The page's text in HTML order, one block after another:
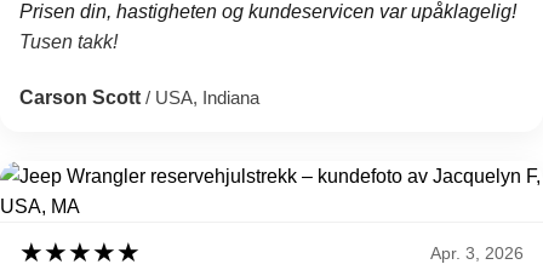
Prisen din, hastigheten og kundeservicen var upåklagelig!
Tusen takk!
Carson Scott / USA, Indiana
★★★★★ Apr. 3, 2026